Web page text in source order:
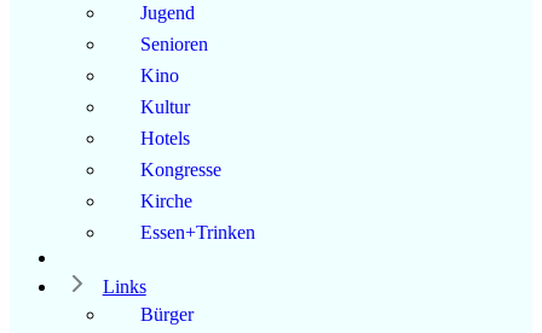
Jugend
Senioren
Kino
Kultur
Hotels
Kongresse
Kirche
Essen+Trinken
Links
Bürger